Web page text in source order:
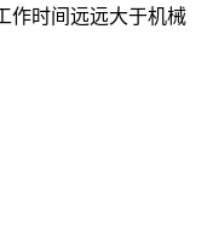
作时间远远大于机械